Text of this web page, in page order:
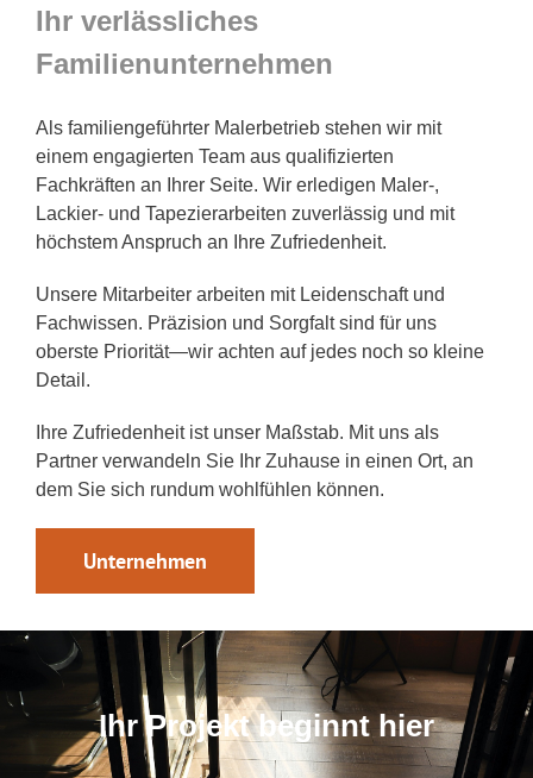
Ihr verlässliches
Familienunternehmen
Als familiengeführter Malerbetrieb stehen wir mit
einem engagierten Team aus qualifizierten
Fachkräften an Ihrer Seite. Wir erledigen Maler-,
Lackier- und Tapezierarbeiten zuverlässig und mit
höchstem Anspruch an Ihre Zufriedenheit.
Unsere Mitarbeiter arbeiten mit Leidenschaft und
Fachwissen. Präzision und Sorgfalt sind für uns
oberste Priorität—wir achten auf jedes noch so kleine
Detail.
Ihre Zufriedenheit ist unser Maßstab. Mit uns als
Partner verwandeln Sie Ihr Zuhause in einen Ort, an
dem Sie sich rundum wohlfühlen können.
Unternehmen
Ihr Projekt beginnt hier